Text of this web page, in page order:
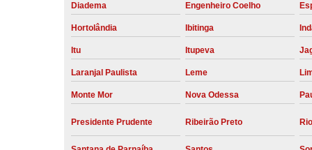
Diadema Engenheiro Coelho
Hortolândia Ibitinga
Itu Itupeva
Laranjal Paulista Leme
Monte Mor Nova Odessa
Presidente Prudente Ribeirão Preto